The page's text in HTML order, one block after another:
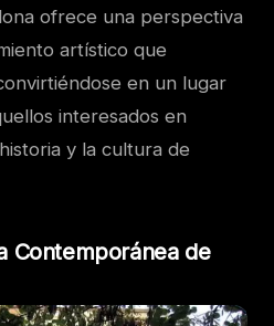
ofrece una perspectiva
artístico que
en un lugar
interesados en
y la cultura de
Contemporánea de